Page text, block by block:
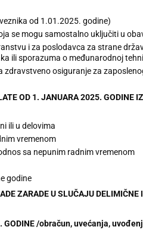
od 1.01.2025. godine)
se mogu samostalno uključiti u
i za poslodavca za strane
ili sporazuma o međunarodnoj
osiguranje za
OD 1. JANUARA 2025. GODINE
ili u delovima
vremenom
sa nepunim radnim vremenom
godine
ZARADE U SLUČAJU
GODINE /obračun, uvećanja,